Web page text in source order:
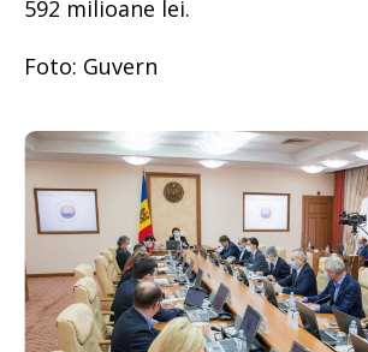
592 milioane lei.
Foto: Guvern